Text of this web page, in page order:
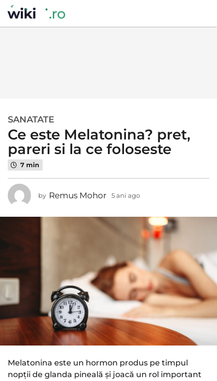
5
a
n
i
a
g
o
5
SANATATE
Ce este Melatonina? pret,
pareri si la ce foloseste
7 min
by Remus Mohor 5 ani ago
a
Melatonina este un hormon produs pe timpul
nopții de glanda pineală și joacă un rol important